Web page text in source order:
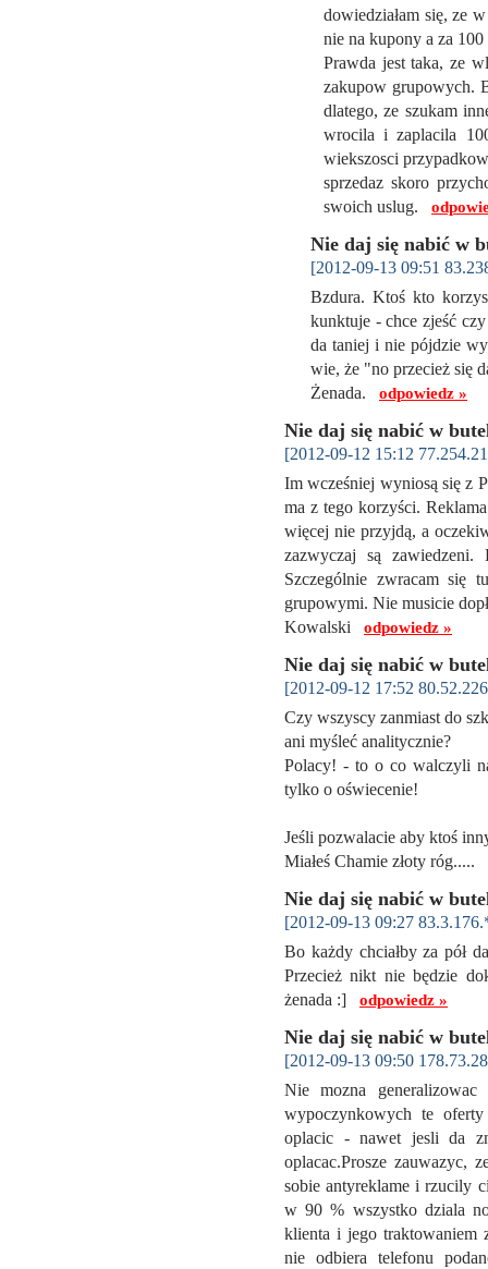
dowiedziałam się, ze
nie na kupony a za 100
Prawda jest taka, ze
zakupow grupowych.
dlatego, ze szukam
wrocila i zaplacila
wiekszosci
sprzedaz skoro
swoich uslug.
Nie daj się nabić w
[2012-09-13 09:51
Bzdura. Ktoś kto
kunktuje - chce zjeść
da taniej i nie pójdzie
wie, że "no przecież się
Żenada. odpowiedz »
Nie daj się nabić w
[2012-09-12 15:12
Im wcześniej wyniosą się z
ma z tego korzyści.
więcej nie przyjdą, a
zazwyczaj są
Szczególnie zwracam się
grupowymi. Nie musicie
Kowalski odpowiedz »
Nie daj się nabić w
[2012-09-12 17:52
Czy wszyscy zanmiast do
ani myśleć analitycznie?
Polacy! - to o co walczyli
tylko o oświecenie!
Jeśli pozwalacie aby ktoś
Miałeś Chamie złoty róg.....
Nie daj się nabić w
[2012-09-13 09:27
Bo każdy chciałby za pół
Przecież nikt nie będzie
żenada :] odpowiedz »
Nie daj się nabić w
[2012-09-13 09:50
Nie mozna
wypoczynkowych te
oplacic - nawet jesli da
oplacac.Prosze zauwazyc,
sobie antyreklame i rzucily
w 90 % wszystko dziala
klienta i jego traktowaniem
nie odbiera telefonu